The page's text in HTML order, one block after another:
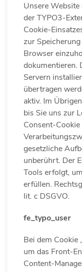
Unsere
der TYPO3-
Cookie-
zur
Browser
dokumentieren.
Servern
übertragen
aktiv. Im
bis Sie uns zur
Consent-
gesetzliche
unberührt. Der
Tools erfolgt,
erfüllen.
lit. c DSGVO.
fe_typo_user
Bei dem Cookie
um das Front-
Content-